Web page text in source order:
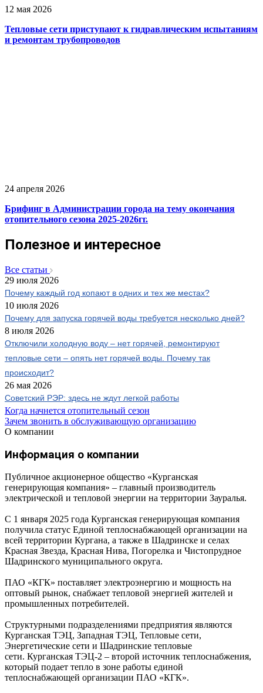
12 мая 2026
Тепловые сети приступают к гидравлическим испытаниям
и ремонтам трубопроводов
24 апреля 2026
Брифинг в Администрации города на тему окончания
отопительного сезона 2025-2026гг.
Полезное и интересное
Все статьи
29 июля 2026
Почему каждый год копают в одних и тех же местах?
10 июля 2026
Почему для запуска горячей воды требуется несколько дней?
8 июля 2026
Отключили холодную воду – нет горячей, ремонтируют
тепловые сети – опять нет горячей воды. Почему так
происходит?
26 мая 2026
Советский РЭР: здесь не ждут легкой работы
Когда начнется отопительный сезон
Зачем звонить в обслуживающую организацию
О компании
Информация о компании
Публичное акционерное общество «Курганская
генерирующая компания» – главный производитель
электрической и тепловой энергии на территории Зауралья.
С 1 января 2025 года Курганская генерирующая компания
получила статус Единой теплоснабжающей организации на
всей территории Кургана, а также в Шадринске и селах
Красная Звезда, Красная Нива, Погорелка и Чистопрудное
Шадринского муниципального округа.
ПАО «КГК» поставляет электроэнергию и мощность на
оптовый рынок, снабжает тепловой энергией жителей и
промышленных потребителей.
Структурными подразделениями предприятия являются
Курганская ТЭЦ, Западная ТЭЦ, Тепловые сети,
Энергетические сети и Шадринские тепловые
сети. Курганская ТЭЦ-2 – второй источник теплоснабжения,
который подает тепло в зоне работы единой
теплоснабжающей организации ПАО «КГК».